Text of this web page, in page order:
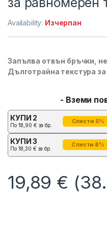
Availability: Изчерпан
Запълва отвън бръчки,
Дълготрайна текстура
- Вземи
КУПИ 2
По 18,90 € за бр.
Спести 5%
КУПИ 3
По 18,30 € за бр.
Спести 8%
19,89 €